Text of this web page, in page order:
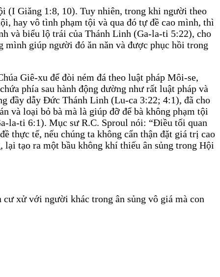
(I Giăng 1:8, 10). Tuy nhiên, trong khi người theo
hay vô tình phạm tội và qua đó tự đề cao mình, thì
và biểu lộ trái của Thánh Linh (Ga-la-ti 5:22), cho
giúp người đó ăn năn và được phục hồi trong
Giê-xu để đòi ném đá theo luật pháp Môi-se,
phía sau hành động dường như rất luật pháp và
đầy dẫy Đức Thánh Linh (Lu-ca 3:22; 4:1), đã cho
và loại bỏ bà mà là giúp đỡ để bà không phạm tội
la-ti 6:1). Mục sư R.C. Sproul nói: “Điều tối quan
thực tế, nếu chúng ta không cẩn thận đặt giá trị cao
lại tạo ra một bầu không khí thiếu ân sủng trong Hội
xử với người khác trong ân sủng vô giá mà con